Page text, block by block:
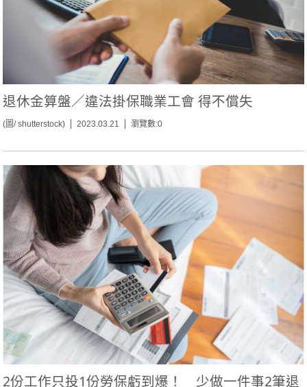
退休金算盤／違法掛保職業工會 得不償失
(圖/ shutterstock) 2023.03.21 瀏覽數:0
2份工作只投1份勞保虧到爆！ 少做一件事2筆退